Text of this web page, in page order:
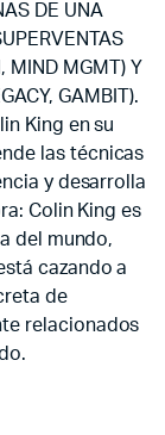
DE UNA
MIND MGMT) Y
GAMBIT).
King en su
las técnicas
y desarrolla
Colin King es
del mundo,
cazando a
de
relacionados